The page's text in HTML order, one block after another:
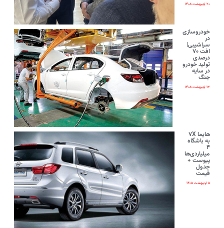
۲۰ اردیبهشت ۱۴۰۵
خودروسازی
در
سراشیبی|
افت ۷۰
درصدی
تولید خودرو
در سایه
جنگ
۱۳ اردیبهشت ۱۴۰۵
هایما ۷X
به باشگاه
۴
میلیاردی‌ها
پیوست +
جدول
قیمت
۵ اردیبهشت ۱۴۰۵